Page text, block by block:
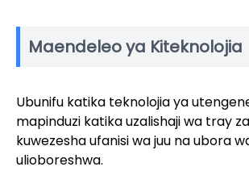
Maendeleo ya Kiteknolojia
Ubunifu katika teknolojia ya
mapinduzi katika uzalishaji wa tray
kuwezesha ufanisi wa juu na ubora
ulioboreshwa.